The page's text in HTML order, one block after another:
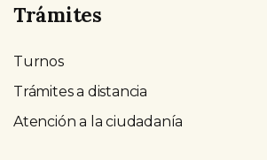
Trámites
Turnos
Trámites a distancia
Atención a la ciudadanía